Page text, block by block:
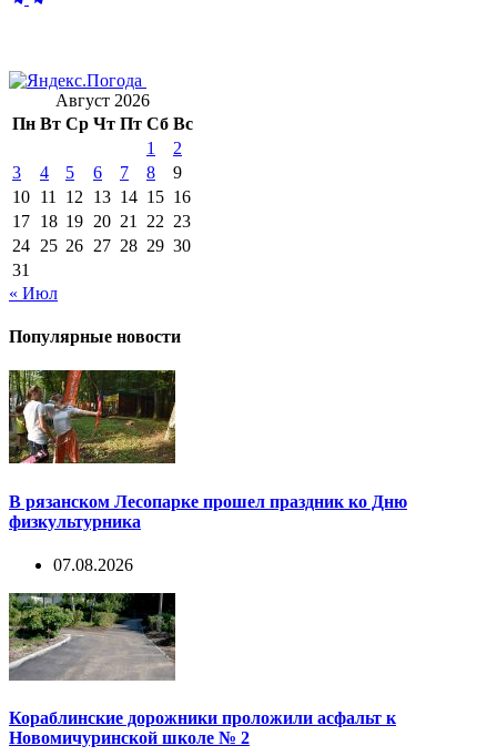
Август 2026
Пн Вт Ср Чт Пт Сб Вс
1
2
3
4 5 6 7 8
9
10 11 12 13 14 15 16
17 18 19 20 21 22 23
24 25 26 27 28 29 30
31
« Июл
Популярные новости
В рязанском Лесопарке прошел праздник ко Дню
физкультурника
07.08.2026
Кораблинские дорожники проложили асфальт к
Новомичуринской школе № 2